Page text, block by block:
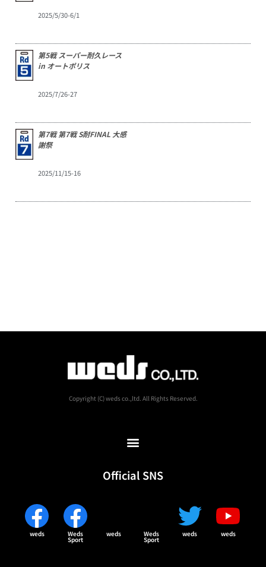
2025/5/30-6/1
第5戦 スーパー耐久レース
in オートポリス
2025/7/26-27
第7戦 第7戦 S耐FINAL 大感
謝祭
2025/11/15-16
Copyright (C) weds co.,ltd. All Rights Reserved.
Official SNS
weds Weds
Sport
weds Weds
Sport
weds weds